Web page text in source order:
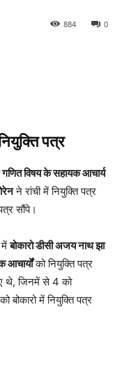
0
884
पत्र
गणित विषय के सहायक आचार्य
ने रांची में नियुक्ति पत्र
सौंपे।
मेंबोकारो डीसी अजय नाथ झा
को नियुक्ति पत्र
थे, जिनमें से 4 को
बोकारो में नियुक्ति पत्र